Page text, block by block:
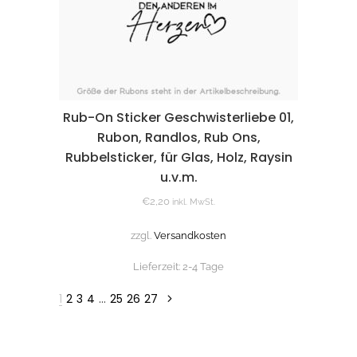
Rub-On Sticker Geschwisterliebe 01,
Rubon, Randlos, Rub Ons,
Rubbelsticker, für Glas, Holz, Raysin
u.v.m.
€2,20 inkl. MwSt.
zzgl. Versandkosten
Lieferzeit: 2-4 Tage
1 2 3 4 … 25 26 27